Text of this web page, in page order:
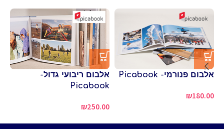
אלבום פנורמי- Picabook
₪180.00
אלבום ריבועי גדול-
Picabook
₪250.00